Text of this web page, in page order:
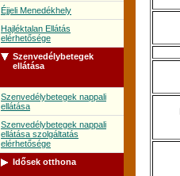
Éjjeli Menedékhely
Hajléktalan Ellátás
elérhetősége
Szenvedélybetegek
ellátása
Szenvedélybetegek nappali
ellátása
Szenvedélybetegek nappali
ellátása szolgáltatás
elérhetősége
Idősek otthona